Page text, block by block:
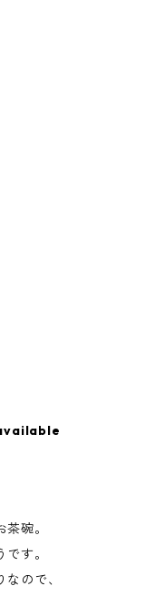
碗。
す。
ので、